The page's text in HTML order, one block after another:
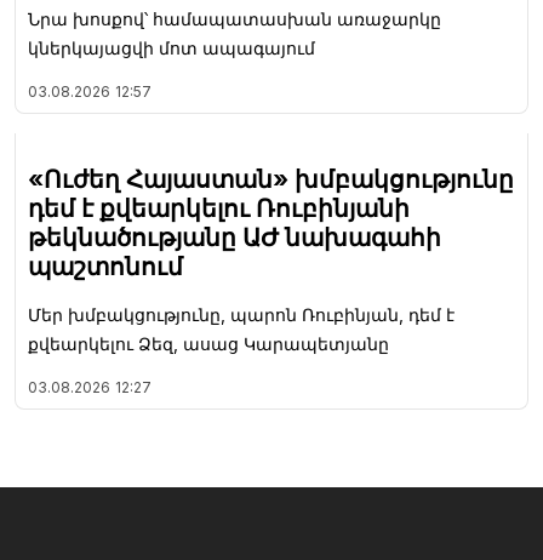
Նրա խոսքով՝ համապատասխան առաջարկը
կներկայացվի մոտ ապագայում
03.08.2026 12:57
«Ուժեղ Հայաստան» խմբակցությունը
դեմ է քվեարկելու Ռուբինյանի
թեկնածությանը ԱԺ նախագահի
պաշտոնում
Մեր խմբակցությունը, պարոն Ռուբինյան, դեմ է
քվեարկելու Ձեզ, ասաց Կարապետյանը
03.08.2026 12:27